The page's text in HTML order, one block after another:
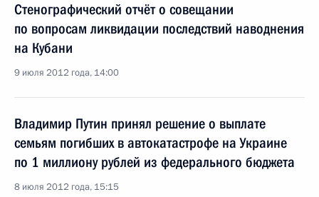
Стенографический отчёт о совещании
по вопросам ликвидации последствий наводнения
на Кубани
9 июля 2012 года, 14:00
Владимир Путин принял решение о выплате
семьям погибших в автокатастрофе на Украине
по 1 миллиону рублей из федерального бюджета
8 июля 2012 года, 15:15